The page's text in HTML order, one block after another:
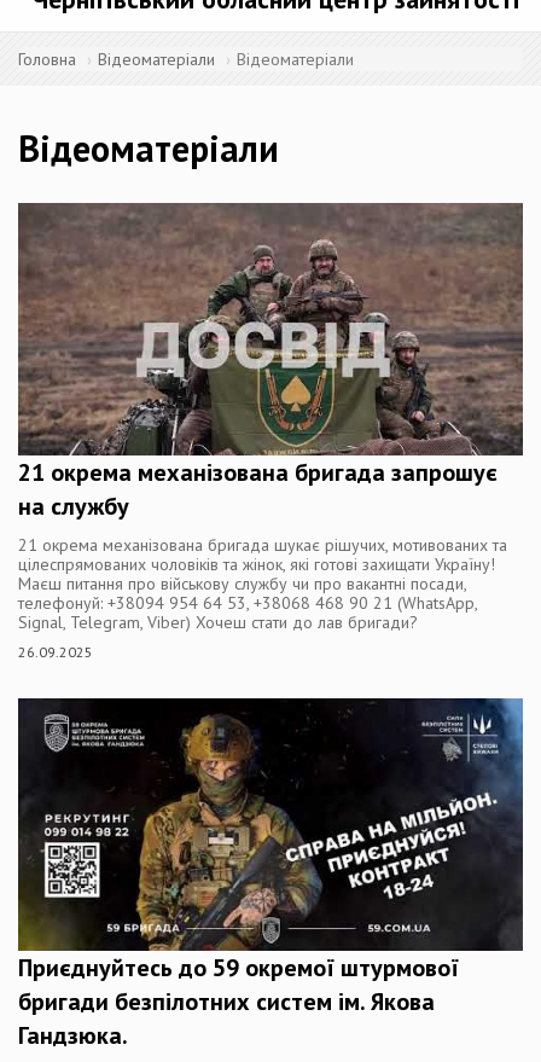
Головна Відеоматеріали Відеоматеріали
Відеоматеріали
21 окрема механізована бригада запрошує
на службу
21 окрема механізована бригада шукає рішучих, мотивованих та
цілеспрямованих чоловіків та жінок, які готові захищати Україну!
Маєш питання про військову службу чи про вакантні посади,
телефонуй: ‪‪+38094 954 64 53‬‬‬‬‬‬‬‬‬, +38068 468 90 21‬‬‬‬‬‬‬‬‬‬ (WhatsApp,
Signal, Telegram, Viber) Хочеш стати до лав бригади?
26.09.2025
Приєднуйтесь до 59 окремої штурмової
бригади безпілотних систем ім. Якова
Гандзюка.